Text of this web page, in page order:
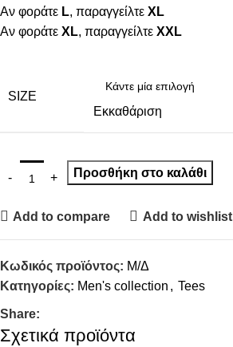
Αν φοράτε L, παραγγείλτε XL
Αν φοράτε XL, παραγγείλτε XXL
SIZE
Εκκαθάριση
Προσθήκη στο καλάθι
Add to compare Add to wishlist
Κωδικός προϊόντος: Μ/Δ
Κατηγορίες: Men's collection , Tees
Share:
Σχετικά προϊόντα